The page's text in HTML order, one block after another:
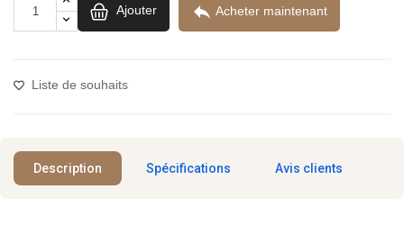
Ajouter  Acheter maintenant
Liste de souhaits
Description Spécifications Avis clients